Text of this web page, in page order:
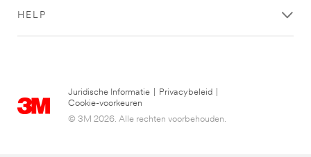
HELP
Juridische Informatie Privacybeleid
Cookie-voorkeuren
© 3M 2026. Alle rechten voorbehouden.